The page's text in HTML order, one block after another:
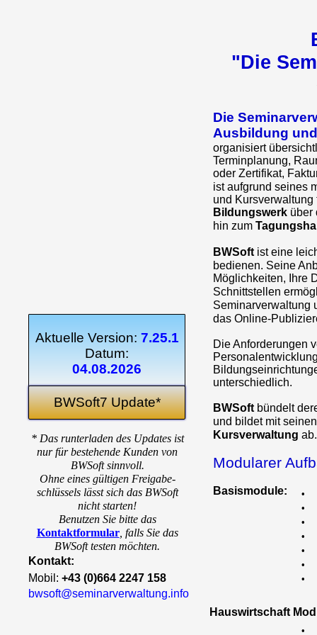
Die
Ausbildung
organisiert
Terminplanung,
oder Zertifikat,
ist aufgrund seines
und
Bildungswerk über
hin zum
BWSoft ist eine
bedienen. Seine
Möglichkeiten, Ihre
Schnittstellen
Seminarverwaltung
das Online-
Die Anforderungen
unterschiedlich.
BWSoft bündelt
und bildet mit
Kursverwaltung ab.
Modularer
Basismodule:
Aktuelle Version: 7.25.1
Datum:
04.08.2026
BWSoft7 Update*
"Die
Kontakt:
Mobil: +43 (0)664 2247 158
bwsoft@seminarverwaltung.info
* Das runterladen des Updates ist
nur für bestehende Kunden von
BWSoft sinnvoll.
Ohne eines gültigen Freigabe-
schlüssels lässt sich das BWSoft
nicht starten!
Benutzen Sie bitte das
Kontaktformular, falls Sie das
BWSoft testen möchten.
•
•
•
•
•
•
•
Hauswirtschaft
•